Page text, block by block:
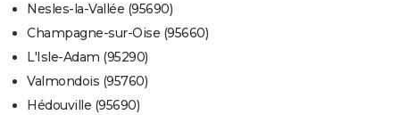
Nesles-la-Vallée (95690)
Champagne-sur-Oise (95660)
L'Isle-Adam (95290)
Valmondois (95760)
Hédouville (95690)